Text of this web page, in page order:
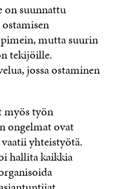
on suunnattu
mutta suurin
tekijöille.
jossa ostaminen
myös työn
ongelmat ovat
yhteistyötä.
hallita kaikkia